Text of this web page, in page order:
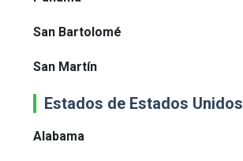
San Bartolomé
San Martín
Estados de Estados Unidos
Alabama